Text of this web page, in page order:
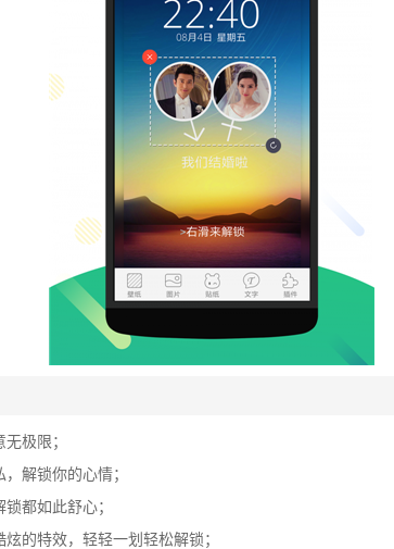
极限；
解锁你的心情；
都如此舒心；
的特效，轻轻一划轻松解锁；